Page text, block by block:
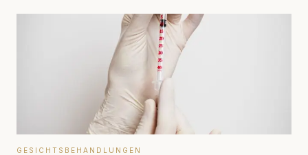
GESICHTSBEHANDLUNGEN